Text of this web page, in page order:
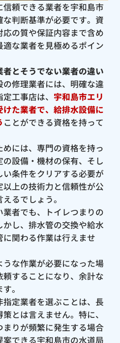
信頼できる業者を宇和島市
判断基準が必要です。資
の質や保証内容まで含め
な業者を見極めるポイン
とそうでない業者の違い
修理業者には、明確な違
工事店は、 宇和島市エリ
た業者で、給排水設備に
ことができる資格を持って
には、専門の資格を持っ
設備・機材の保有、そし
条件をクリアする必要が
上の技術力と信頼性が公
るでしょう。
者でも、トイレつまりの
し、排水管の交換や給水
関わる作業は行えませ
な作業が必要になった場
することになり、余計な
。
指定業者を選ぶことは、長
とは言えません。特に、
りが頻繁に発生する場合
できる宇和島市の水道局